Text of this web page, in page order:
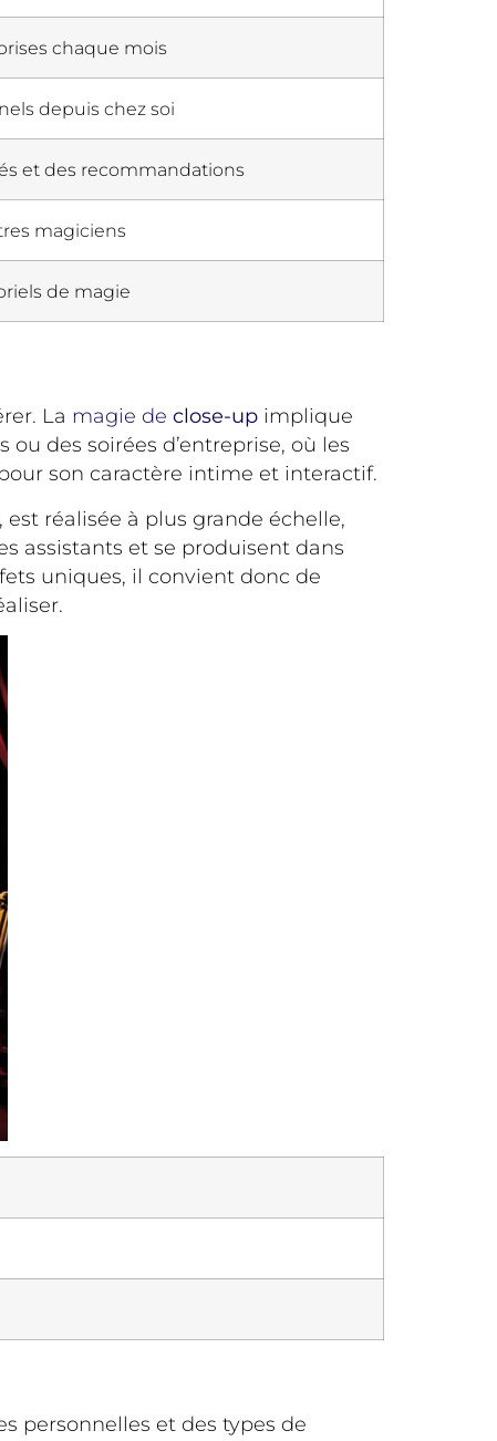
chaque mois
depuis chez soi
et des recommandations
magiciens
de magie
La magie de close-up implique
des soirées d’entreprise, où les
son caractère intime et interactif.
, est réalisée à plus grande échelle,
assistants et se produisent dans
uniques, il convient donc de
personnelles et des types de